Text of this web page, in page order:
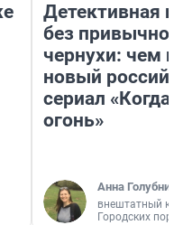
Детективная
без привычной
чернухи: чем
новый
сериал «Когда
огонь»
Анна
внештатный
Городских